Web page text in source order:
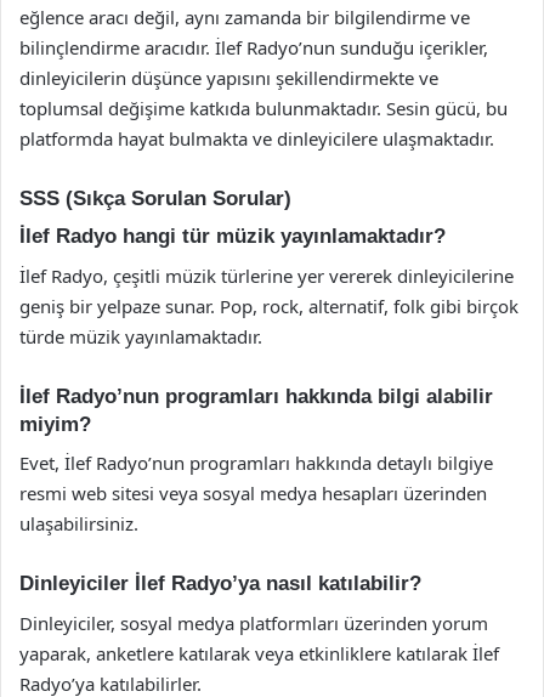
eğlence aracı değil, aynı zamanda bir bilgilendirme ve
bilinçlendirme aracıdır. İlef Radyo’nun sunduğu içerikler,
dinleyicilerin düşünce yapısını şekillendirmekte ve
toplumsal değişime katkıda bulunmaktadır. Sesin gücü, bu
platformda hayat bulmakta ve dinleyicilere ulaşmaktadır.
SSS (Sıkça Sorulan Sorular)
İlef Radyo hangi tür müzik yayınlamaktadır?
İlef Radyo, çeşitli müzik türlerine yer vererek dinleyicilerine
geniş bir yelpaze sunar. Pop, rock, alternatif, folk gibi birçok
türde müzik yayınlamaktadır.
İlef Radyo’nun programları hakkında bilgi alabilir
miyim?
Evet, İlef Radyo’nun programları hakkında detaylı bilgiye
resmi web sitesi veya sosyal medya hesapları üzerinden
ulaşabilirsiniz.
Dinleyiciler İlef Radyo’ya nasıl katılabilir?
Dinleyiciler, sosyal medya platformları üzerinden yorum
yaparak, anketlere katılarak veya etkinliklere katılarak İlef
Radyo’ya katılabilirler.